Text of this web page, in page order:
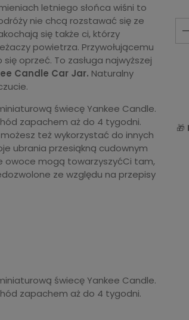
🎁
letniego słońca wiśni to
nie chcą rozstawać się ze
się także ci, którzy
powietrza. Przywołującemu
oprzeć. To zasługa najwyższej
Candle Car Jar. Naturalny
świecę Yankee Candle.
zapachem aż do 4 tygodni.
też wykorzystać do innych
ubrania przesiąkną cudownym
owoce mogą towarzyszyćCi tam,
ze względu na przepisy
świecę Yankee Candle.
zapachem aż do 4 tygodni.